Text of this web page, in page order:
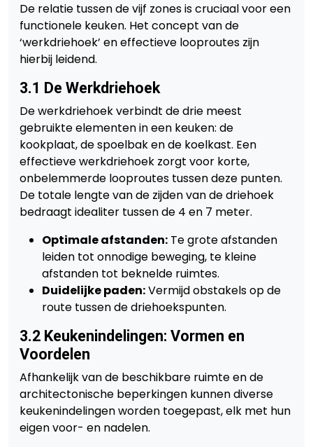
De relatie tussen de vijf zones is cruciaal voor een
functionele keuken. Het concept van de
‘werkdriehoek’ en effectieve looproutes zijn
hierbij leidend.
3.1 De Werkdriehoek
De werkdriehoek verbindt de drie meest
gebruikte elementen in een keuken: de
kookplaat, de spoelbak en de koelkast. Een
effectieve werkdriehoek zorgt voor korte,
onbelemmerde looproutes tussen deze punten.
De totale lengte van de zijden van de driehoek
bedraagt idealiter tussen de 4 en 7 meter.
Optimale afstanden: Te grote afstanden
leiden tot onnodige beweging, te kleine
afstanden tot beknelde ruimtes.
Duidelijke paden:Vermijd obstakels op de
route tussen de driehoekspunten.
3.2 Keukenindelingen: Vormen en
Voordelen
Afhankelijk van de beschikbare ruimte en de
architectonische beperkingen kunnen diverse
keukenindelingen worden toegepast, elk met hun
eigen voor- en nadelen.